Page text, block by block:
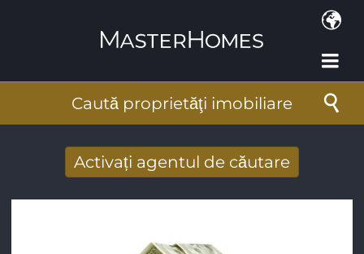
Caută proprietăţi imobiliare
Activați agentul de căutare